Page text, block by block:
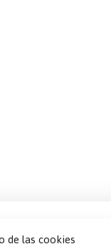
de las cookies